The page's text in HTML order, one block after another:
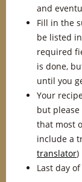
and
Fill in the
be listed
required
is done,
until you
Your
but
that most
include a
translator)
Last day